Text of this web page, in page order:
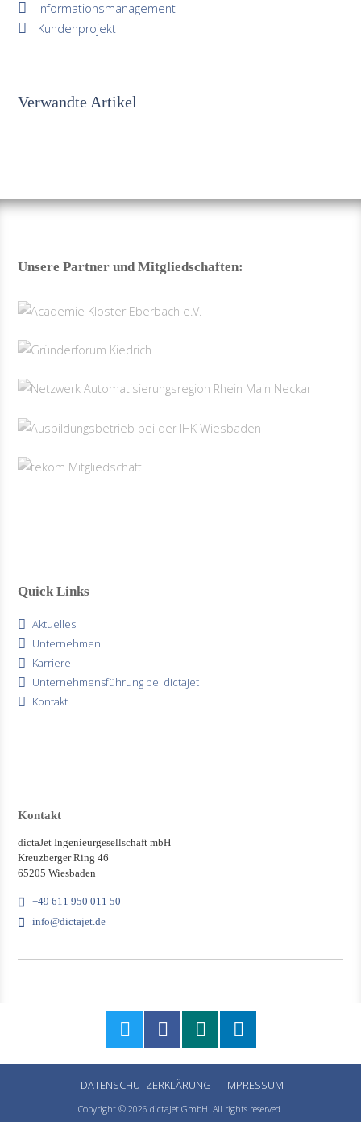
Informationsmanagement
Kundenprojekt
Verwandte Artikel
Unsere Partner und Mitgliedschaften:
Quick Links
Aktuelles
Unternehmen
Karriere
Unternehmensführung bei dictaJet
Kontakt
Kontakt
dictaJet Ingenieurgesellschaft mbH
Kreuzberger Ring 46
65205 Wiesbaden
+49 611 950 011 50
info@dictajet.de
DATENSCHUTZERKLÄRUNG IMPRESSUM
Copyright © 2026 dictaJet GmbH. All rights reserved.